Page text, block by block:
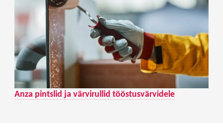
Anza pintslid ja värvirullid tööstusvärvidele